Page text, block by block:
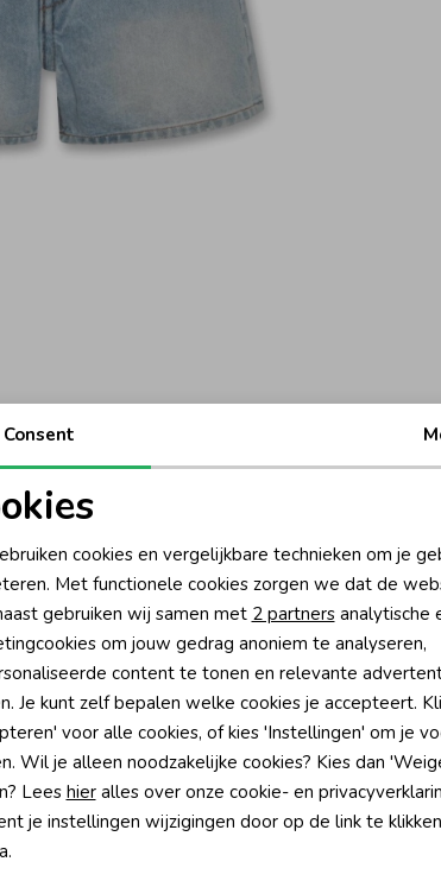
cookies
cookies Marketing
Consent
cookies en vergelijkbare technieken om je
Met functionele cookies zorgen we dat de
gebruiken wij samen met 2 partnersanalytische
om jouw gedrag anoniem te analyseren,
content te tonen en relevante
Je kunt zelf bepalen welke cookies je accepteert.
voor alle cookies, of kies 'Instellingen' om je
Wil je alleen noodzakelijke cookies? Kies dan
Lees hieralles over onze cookie- en
je instellingen wijzigingen door op de link te